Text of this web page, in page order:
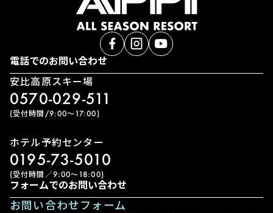
電話でのお問い合わせ
安比高原スキー場
0570-029-511
(受付時間/9:00〜17:00)
ホテル予約センター
0195-73-5010
(受付時間／9:00〜18:00)
フォームでのお問い合わせ
お問い合わせフォーム